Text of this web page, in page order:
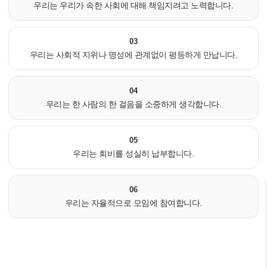
우리는 우리가 속한 사회에 대해 책임지려고 노력합니다.
03
우리는 사회적 지위나 명성에 관계없이 평등하게 만납니다.
04
우리는 한 사람의 한 걸음을 소중하게 생각합니다.
05
우리는 회비를 성실히 납부합니다.
06
우리는 자율적으로 모임에 참여합니다.